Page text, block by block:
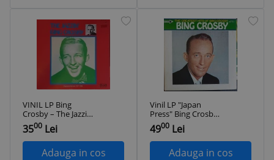
VINIL LP Bing
Crosby – The Jazzin'
Bing Crosby (VG+)
3500 Lei
Adauga in cos
Vinil LP "Japan
Press" Bing Crosby
‎– The Greatest Hits
of Bing Crosby
(VG++)
4900 Lei
Adauga in cos